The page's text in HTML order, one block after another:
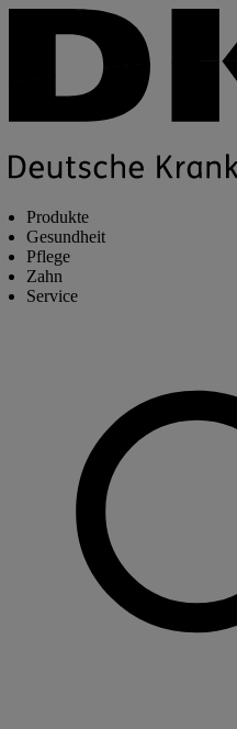
Produkte
Gesundheit
Pflege
Zahn
Service